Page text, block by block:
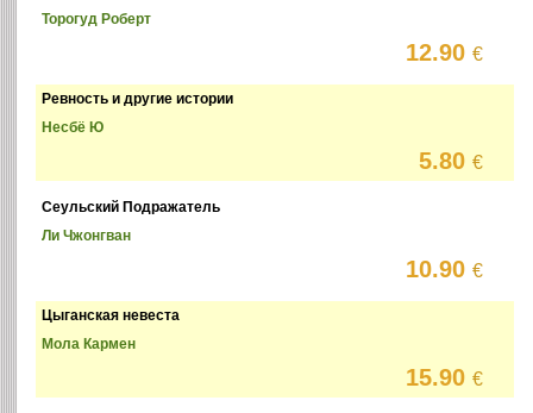
Торогуд Роберт
12.90€
Ревность и другие истории
Несбё Ю
5.80€
Сеульский Подражатель
Ли Чжонгван
10.90€
Цыганская невеста
Мола Кармен
15.90€